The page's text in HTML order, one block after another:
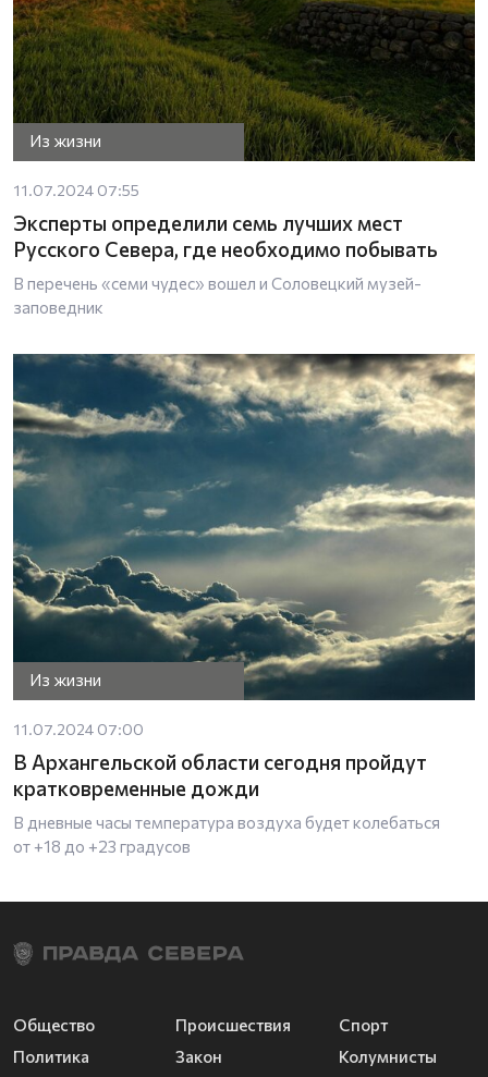
Из жизни
11.07.2024 07:55
Эксперты определили семь лучших мест
Русского Севера, где необходимо побывать
В перечень «семи чудес» вошел и Соловецкий музей-
заповедник
Из жизни
11.07.2024 07:00
В Архангельской области сегодня пройдут
кратковременные дожди
В дневные часы температура воздуха будет колебаться
от +18 до +23 градусов
Общество
Политика
Происшествия
Закон
Спорт
Колумнисты